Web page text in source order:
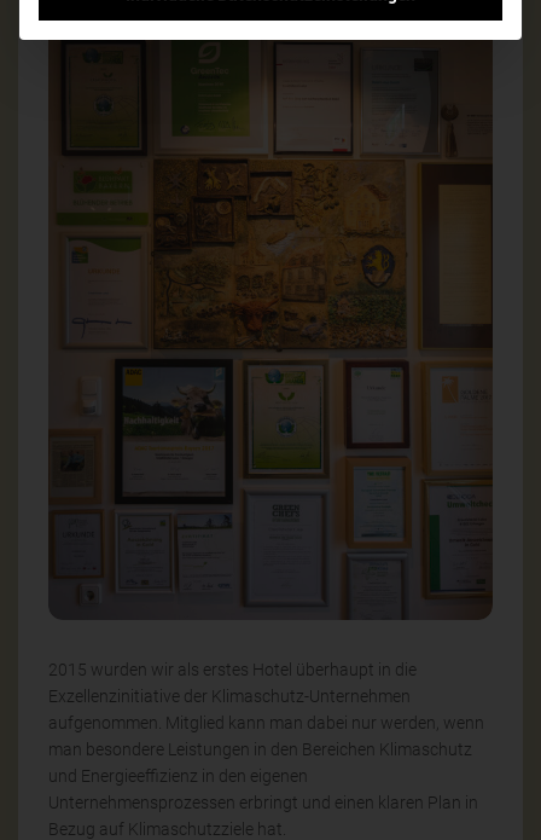
2015 wurden wir als erstes Hotel überhaupt in die
Exzellenzinitiative der Klimaschutz-Unternehmen
aufgenommen. Mitglied kann man dabei nur werden, wenn
man besondere Leistungen in den Bereichen Klimaschutz
und Energieeffizienz in den eigenen
Unternehmensprozessen erbringt und einen klaren Plan in
Bezug auf Klimaschutzziele hat.